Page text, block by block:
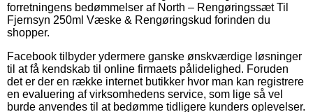
forretningens bedømmelser af North – Rengøringssæt Til
Fjernsyn 250ml Væske & Rengøringskud forinden du
shopper.
Facebook tilbyder ydermere ganske ønskværdige løsninger
til at få kendskab til online firmaets pålidelighed. Foruden
det er der en række internet butikker hvor man kan registrere
en evaluering af virksomhedens service, som lige så vel
burde anvendes til at bedømme tidligere kunders oplevelser.